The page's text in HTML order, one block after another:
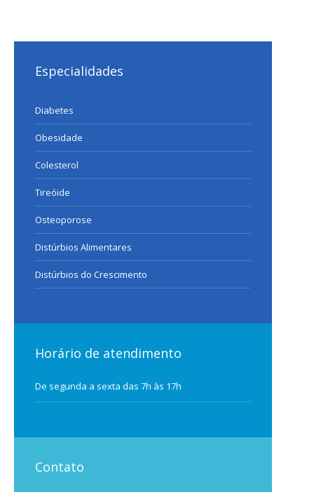
Especialidades
Diabetes
Obesidade
Colesterol
Tireóide
Osteoporose
Distúrbios Alimentares
Distúrbios do Crescimento
Horário de atendimento
De segunda a sexta das 7h às 17h
Contato